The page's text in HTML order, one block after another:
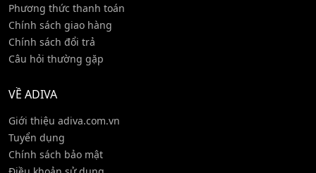
Phương thức thanh toán
Chính sách giao hàng
Chính sách đổi trả
Câu hỏi thường gặp
VỀ ADIVA
Giới thiệu adiva.com.vn
Tuyển dụng
Chính sách bảo mật